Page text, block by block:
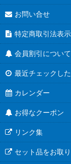
お問い合せ
特定商取引法表示
会員割引につい
最近チェックし
カレンダー
お得なクーポン
リンク集
セット品をお取